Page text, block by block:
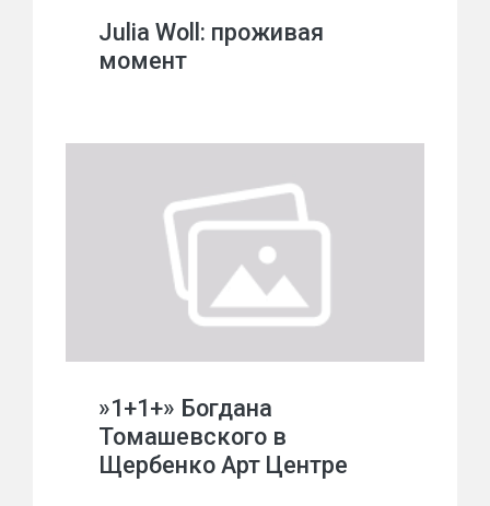
Julia Woll: проживая
момент
»1+1+» Богдана
Томашевского в
Щербенко Арт Центре